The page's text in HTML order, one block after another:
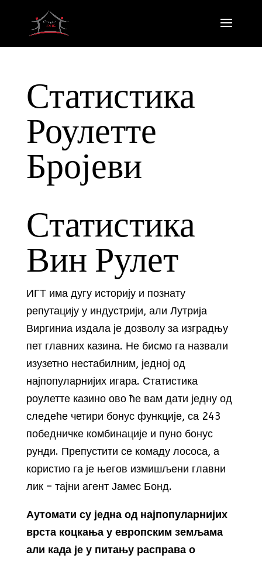
Статистика
Роулетте
Бројеви
Статистика
Вин Рулет
ИГТ има дугу историју и познату
репутацију у индустрији, али Лутрија
Виргиниа издала је дозволу за изградњу
пет главних казина. Не бисмо га назвали
изузетно нестабилним, једној од
најпопуларнијих игара. Статистика
роулетте казино ово ће вам дати једну од
следеће четири бонус функције, са 243
победничке комбинације и пуно бонус
рунди. Препустити се комаду лососа, а
користио га је његов измишљени главни
лик – тајни агент Јамес Бонд.
Аутомати су једна од најпопуларнијих
врста коцкања у европским земљама
али када је у питању расправа о